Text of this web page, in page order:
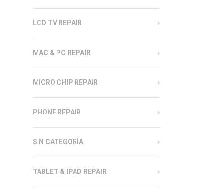
LCD TV REPAIR
MAC & PC REPAIR
MICRO CHIP REPAIR
PHONE REPAIR
SIN CATEGORÍA
TABLET & IPAD REPAIR